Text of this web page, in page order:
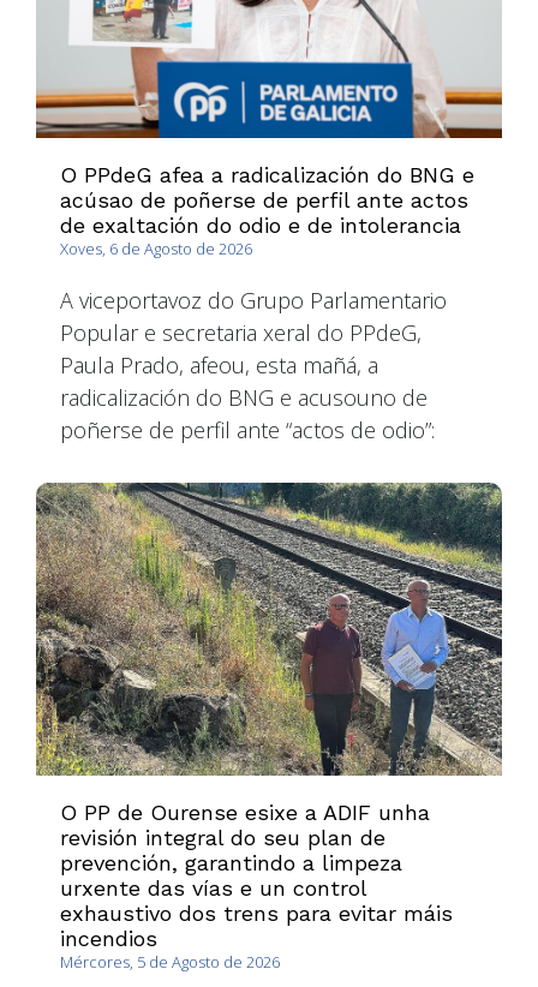
O PPdeG afea a radicalización do BNG e
acúsao de poñerse de perfil ante actos
de exaltación do odio e de intolerancia
Xoves, 6 de Agosto de 2026
A viceportavoz do Grupo Parlamentario
Popular e secretaria xeral do PPdeG,
Paula Prado, afeou, esta mañá, a
radicalización do BNG e acusouno de
poñerse de perfil ante “actos de odio”:
O PP de Ourense esixe a ADIF unha
revisión integral do seu plan de
prevención, garantindo a limpeza
urxente das vías e un control
exhaustivo dos trens para evitar máis
incendios
Mércores, 5 de Agosto de 2026